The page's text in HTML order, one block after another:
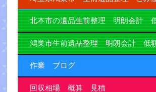
北本市の遺品生前整理 明朗会計
鴻巣市生前遺品整理 明朗会計 低
作業 ブログ
回収相場 概算 見積